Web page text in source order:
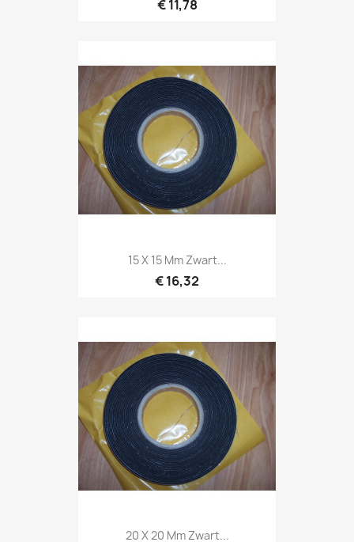
€ 11,78
15 X 15 Mm Zwart...
€ 16,32
20 X 20 Mm Zwart...